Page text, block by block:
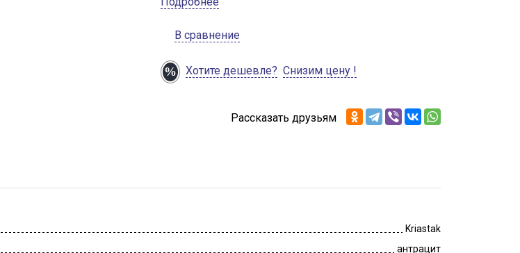
В сравнение
Хотите дешевле? Снизим цену !
Рассказать друзьям
Kriastak
антрацит